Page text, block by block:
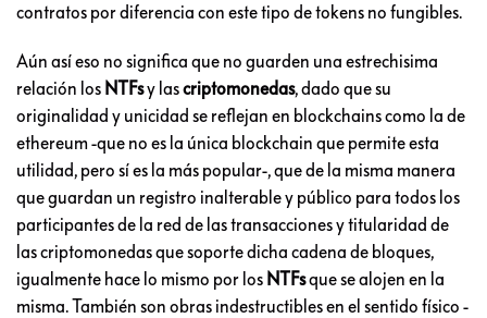
contratos por diferencia con este tipo de tokens no fungibles.
Aún así eso no significa que no guarden una estrechisima
relación los NTFsy lascriptomonedas, dado que su
originalidad y unicidad se reflejan en blockchains como la de
ethereum -que no es la única blockchain que permite esta
utilidad, pero sí es la más popular-, que de la misma manera
que guardan un registro inalterable y público para todos los
participantes de la red de las transacciones y titularidad de
las criptomonedas que soporte dicha cadena de bloques,
igualmente hace lo mismo por los NTFsque se alojen en la
misma. También son obras indestructibles en el sentido físico -